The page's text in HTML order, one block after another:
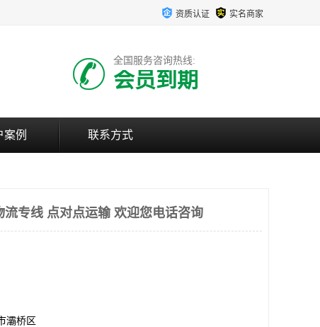
资质认证 实名商家
全国服务咨询热线:
会员到期
案例 联系方式
流专线 点对点运输 欢迎您电话咨询
灞桥区